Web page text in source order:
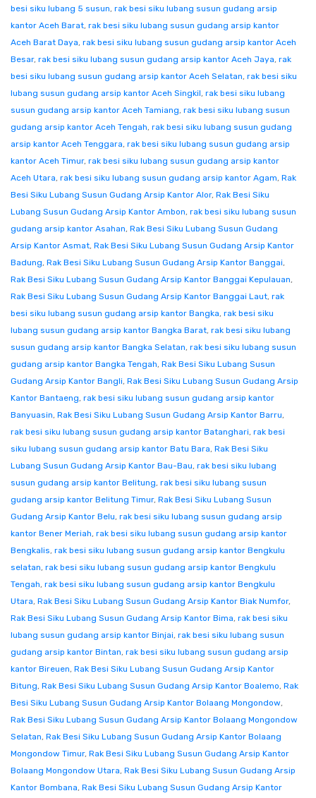
besi siku lubang 5 susun, rak besi siku lubang susun gudang arsip
kantor Aceh Barat, rak besi siku lubang susun gudang arsip kantor
Aceh Barat Daya, rak besi siku lubang susun gudang arsip kantor Aceh
Besar, rak besi siku lubang susun gudang arsip kantor Aceh Jaya, rak
besi siku lubang susun gudang arsip kantor Aceh Selatan, rak besi siku
lubang susun gudang arsip kantor Aceh Singkil, rak besi siku lubang
susun gudang arsip kantor Aceh Tamiang, rak besi siku lubang susun
gudang arsip kantor Aceh Tengah, rak besi siku lubang susun gudang
arsip kantor Aceh Tenggara, rak besi siku lubang susun gudang arsip
kantor Aceh Timur, rak besi siku lubang susun gudang arsip kantor
Aceh Utara, rak besi siku lubang susun gudang arsip kantor Agam, Rak
Besi Siku Lubang Susun Gudang Arsip Kantor Alor, Rak Besi Siku
Lubang Susun Gudang Arsip Kantor Ambon, rak besi siku lubang susun
gudang arsip kantor Asahan, Rak Besi Siku Lubang Susun Gudang
Arsip Kantor Asmat, Rak Besi Siku Lubang Susun Gudang Arsip Kantor
Badung, Rak Besi Siku Lubang Susun Gudang Arsip Kantor Banggai,
Rak Besi Siku Lubang Susun Gudang Arsip Kantor Banggai Kepulauan,
Rak Besi Siku Lubang Susun Gudang Arsip Kantor Banggai Laut, rak
besi siku lubang susun gudang arsip kantor Bangka, rak besi siku
lubang susun gudang arsip kantor Bangka Barat, rak besi siku lubang
susun gudang arsip kantor Bangka Selatan, rak besi siku lubang susun
gudang arsip kantor Bangka Tengah, Rak Besi Siku Lubang Susun
Gudang Arsip Kantor Bangli, Rak Besi Siku Lubang Susun Gudang Arsip
Kantor Bantaeng, rak besi siku lubang susun gudang arsip kantor
Banyuasin, Rak Besi Siku Lubang Susun Gudang Arsip Kantor Barru,
rak besi siku lubang susun gudang arsip kantor Batanghari, rak besi
siku lubang susun gudang arsip kantor Batu Bara, Rak Besi Siku
Lubang Susun Gudang Arsip Kantor Bau-Bau, rak besi siku lubang
susun gudang arsip kantor Belitung, rak besi siku lubang susun
gudang arsip kantor Belitung Timur, Rak Besi Siku Lubang Susun
Gudang Arsip Kantor Belu, rak besi siku lubang susun gudang arsip
kantor Bener Meriah, rak besi siku lubang susun gudang arsip kantor
Bengkalis, rak besi siku lubang susun gudang arsip kantor Bengkulu
selatan, rak besi siku lubang susun gudang arsip kantor Bengkulu
Tengah, rak besi siku lubang susun gudang arsip kantor Bengkulu
Utara, Rak Besi Siku Lubang Susun Gudang Arsip Kantor Biak Numfor,
Rak Besi Siku Lubang Susun Gudang Arsip Kantor Bima, rak besi siku
lubang susun gudang arsip kantor Binjai, rak besi siku lubang susun
gudang arsip kantor Bintan, rak besi siku lubang susun gudang arsip
kantor Bireuen, Rak Besi Siku Lubang Susun Gudang Arsip Kantor
Bitung, Rak Besi Siku Lubang Susun Gudang Arsip Kantor Boalemo, Rak
Besi Siku Lubang Susun Gudang Arsip Kantor Bolaang Mongondow,
Rak Besi Siku Lubang Susun Gudang Arsip Kantor Bolaang Mongondow
Selatan, Rak Besi Siku Lubang Susun Gudang Arsip Kantor Bolaang
Mongondow Timur, Rak Besi Siku Lubang Susun Gudang Arsip Kantor
Bolaang Mongondow Utara, Rak Besi Siku Lubang Susun Gudang Arsip
Kantor Bombana, Rak Besi Siku Lubang Susun Gudang Arsip Kantor